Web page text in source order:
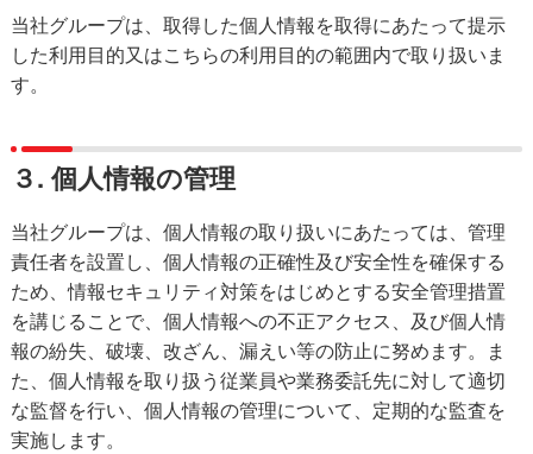
当社グループは、取得した個人情報を取得にあたって提示
した利用目的又はこちらの利用目的の範囲内で取り扱いま
す。
３. 個人情報の管理
当社グループは、個人情報の取り扱いにあたっては、管理
責任者を設置し、個人情報の正確性及び安全性を確保する
ため、情報セキュリティ対策をはじめとする安全管理措置
を講じることで、個人情報への不正アクセス、及び個人情
報の紛失、破壊、改ざん、漏えい等の防止に努めます。ま
た、個人情報を取り扱う従業員や業務委託先に対して適切
な監督を行い、個人情報の管理について、定期的な監査を
実施します。